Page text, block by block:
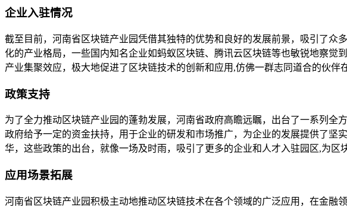
企业入驻情况
截至目前，河南省区块链产业园凭借其独特的优势和良好的发展前景，吸引了
化的产业格局，一些国内知名企业如蚂蚁区块链、腾讯云区块链等也敏锐地察
产业集聚效应，极大地促进了区块链技术的创新和应用,仿佛一群志同道合的伙伴
政策支持
为了全力推动区块链产业园的蓬勃发展，河南省政府高瞻远瞩，出台了一系列全
政府给予一定的资金扶持，用于企业的研发和市场推广，为企业的发展提供了
华，这些政策的出台，就像一场及时雨，吸引了更多的企业和人才入驻园区,为区
应用场景拓展
河南省区块链产业园积极主动地推动区块链技术在各个领域的广泛应用，在金